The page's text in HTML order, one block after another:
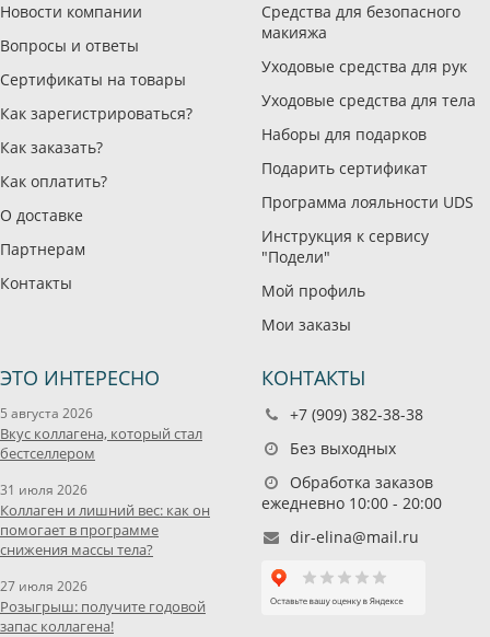
Новости компании
Вопросы и ответы
Сертификаты на товары
Как зарегистрироваться?
Как заказать?
Как оплатить?
О доставке
Партнерам
Контакты
Средства для безопасного
макияжа
Уходовые средства для рук
Уходовые средства для тела
Наборы для подарков
Подарить сертификат
Программа лояльности UDS
Инструкция к сервису
"Подели"
Мой профиль
Мои заказы
ЭТО ИНТЕРЕСНО
5 августа 2026
Вкус коллагена, который стал
бестселлером
31 июля 2026
Коллаген и лишний вес: как он
помогает в программе
снижения массы тела?
27 июля 2026
Розыгрыш: получите годовой
запас коллагена!
КОНТАКТЫ
+7 (909) 382-38-38
Без выходных
Обработка заказов
ежедневно 10:00 - 20:00
dir-elina@mail.ru